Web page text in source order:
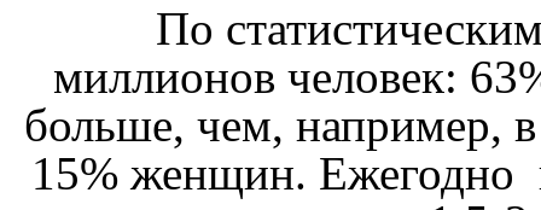
По
миллионов человек:
больше, чем, например,
15% женщин. Ежегодно